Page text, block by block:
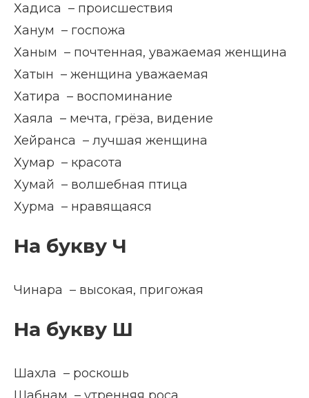
Хадиса – происшествия
Ханум – госпожа
Ханым – почтенная, уважаемая женщина
Хатын – женщина уважаемая
Хатира – воспоминание
Хаяла – мечта, грёза, видение
Хейранса – лучшая женщина
Хумар – красота
Хумай – волшебная птица
Хурма – нравящаяся
На букву Ч
Чинара – высокая, пригожая
На букву Ш
Шахла – роскошь